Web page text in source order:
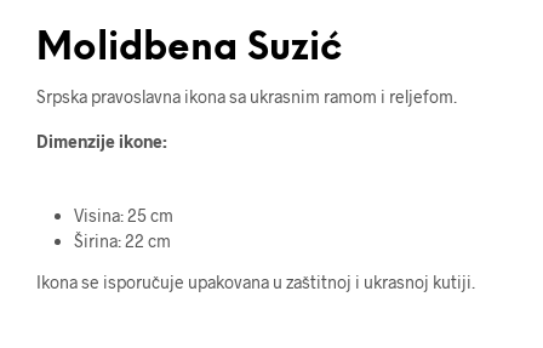
Molidbena Suzić
Srpska pravoslavna ikona sa ukrasnim ramom i reljefom.
Dimenzije ikone:
Visina: 25 cm
Širina: 22 cm
Ikona se isporučuje upakovana u zaštitnoj i ukrasnoj kutiji.